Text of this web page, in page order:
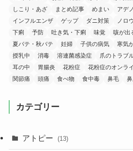
しこり・あざ
まとめ記事 めまい アデ
インフルエンザ
ゲップ ダニ対策 ノロ
下痢
予防 吐き気・下痢 味覚 咳が出
夏バテ・秋バテ
妊婦 子供の病気 寒気
授乳中
消毒 溶連菌感染症 爪のトラブ
耳の中
胃腸炎 花粉症 花粉症のオンラ
関節痛
頭痛 食べ物 食中毒 鼻毛
カテゴリー
アトピー (13)